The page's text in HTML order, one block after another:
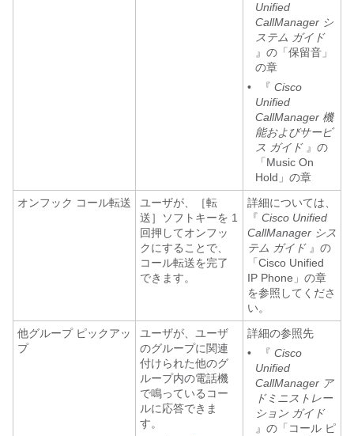
Unified
CallManager シ
ステム ガイド
』の「保留音」
の章
•
『 Cisco
Unified
CallManager 機
能およびサービ
ス ガイド』の
「Music On
Hold」の章
オンフック コール転送
ユーザが、［転
送］ソフトキーを 1
回押してオンフッ
クにすることで、
コール転送を完了
できます。
詳細については、
『 Cisco Unified
CallManager シス
テム ガイド』の
「Cisco Unified
IP Phone」の章
を参照してくださ
い。
他グループ ピックアッ
プ
ユーザが、ユーザ
のグループに関連
付けられた他のグ
ループ内の電話機
で鳴っているコー
ルに応答できま
す。
詳細の参照先
•
『 Cisco
Unified
CallManager ア
ドミニストレー
ション ガイド
』の「コール ピ